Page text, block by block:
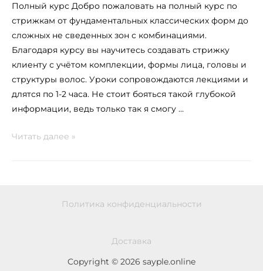
Полный курс Добро пожаловать на полный курс по
стрижкам от фундаментальных классических форм до
сложных не сведенных зон с комбинациями.
Благодаря курсу вы научитесь создавать стрижку
клиенту с учётом комплекции, формы лица, головы и
структуры волос. Уроки сопровождаются лекциями и
длятся по 1-2 часа. Не стоит бояться такой глубокой
информации, ведь только так я смогу …
Читать далее »
Политика конфиденциальности
Доставка
Copyright © 2026 sayple.online